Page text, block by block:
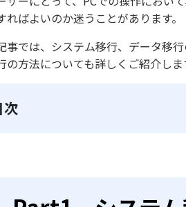
ればよいのか迷うことがあります。
事では、システム移行、データ移
の方法についても詳しくご紹介しま
次